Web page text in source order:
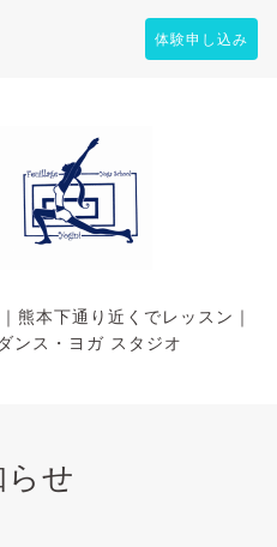
体験申し込み
熊本下通り近くでレッスン｜
ンス・ヨガ スタジオ
らせ